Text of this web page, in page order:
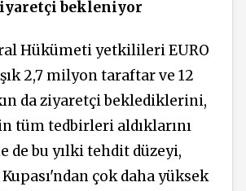
bekleniyor
Hükümeti yetkilileri EURO
2,7 milyon taraftar ve 12
da ziyaretçi beklediklerini,
tüm tedbirleri aldıklarını
de bu yılki tehdit düzeyi,
çok daha yüksek